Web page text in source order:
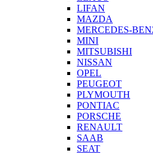
LIFAN
MAZDA
MERCEDES-
MINI
MITSUBISHI
NISSAN
OPEL
PEUGEOT
PLYMOUTH
PONTIAC
PORSCHE
RENAULT
SAAB
SEAT